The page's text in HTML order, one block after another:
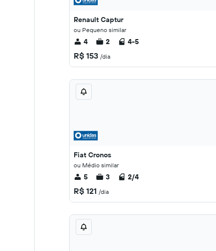
Renault Captur
ou Pequeno similar
4 2 4-5
R$ 153 /dia
Fiat Cronos
ou Médio similar
5 3 2/4
R$ 121 /dia